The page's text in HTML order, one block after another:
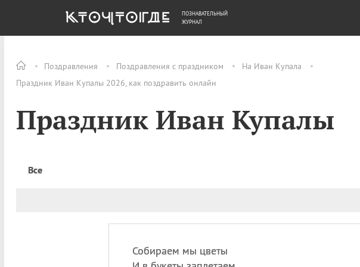
Поздравления Поздравления с праздником
На Иван Купала
Праздник Иван Купалы 2026, как поздравить онлайн
Праздник Иван Купалы
Все
Собираем мы цветы
ОБЩЕСТВО ДЕНЬГИ
ПОЗНАВАТЕЛЬНЫЙ
ЖУРНАЛ